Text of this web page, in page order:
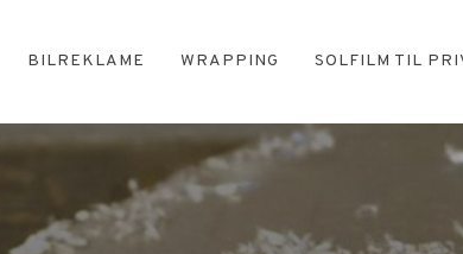
BILREKLAME WRAPPING SOLFILM TIL